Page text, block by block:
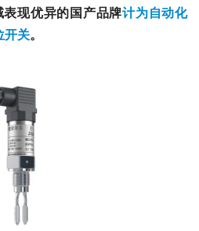
现优异的国产品牌计为自动化
开关。